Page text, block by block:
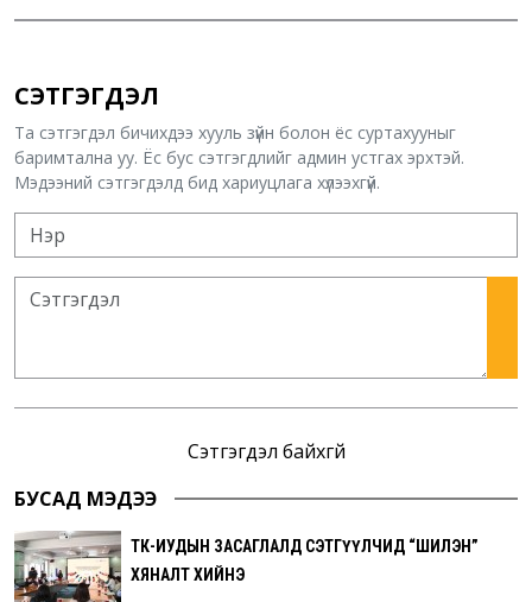
СЭТГЭГДЭЛ
Та сэтгэгдэл бичихдээ хууль зүйн болон ёс суртахууныг
баримтална уу. Ёс бус сэтгэгдлийг админ устгах эрхтэй.
Мэдээний сэтгэгдэлд бид хариуцлага хүлээхгүй.
Сэтгэгдэл байхгүй
БУСАД МЭДЭЭ
ТӨК-ИУДЫН ЗАСАГЛАЛД СЭТГҮҮЛЧИД “ШИЛЭН”
ХЯНАЛТ ХИЙНЭ